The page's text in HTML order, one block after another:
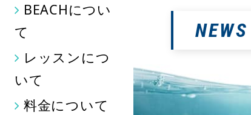
BEACHについ
て
レッスンにつ
いて
料金について
NEWS